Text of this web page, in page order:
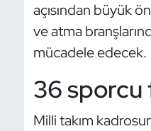
açısından büyük
ve atma
mücadele edecek.
36 sporcu
Milli takım